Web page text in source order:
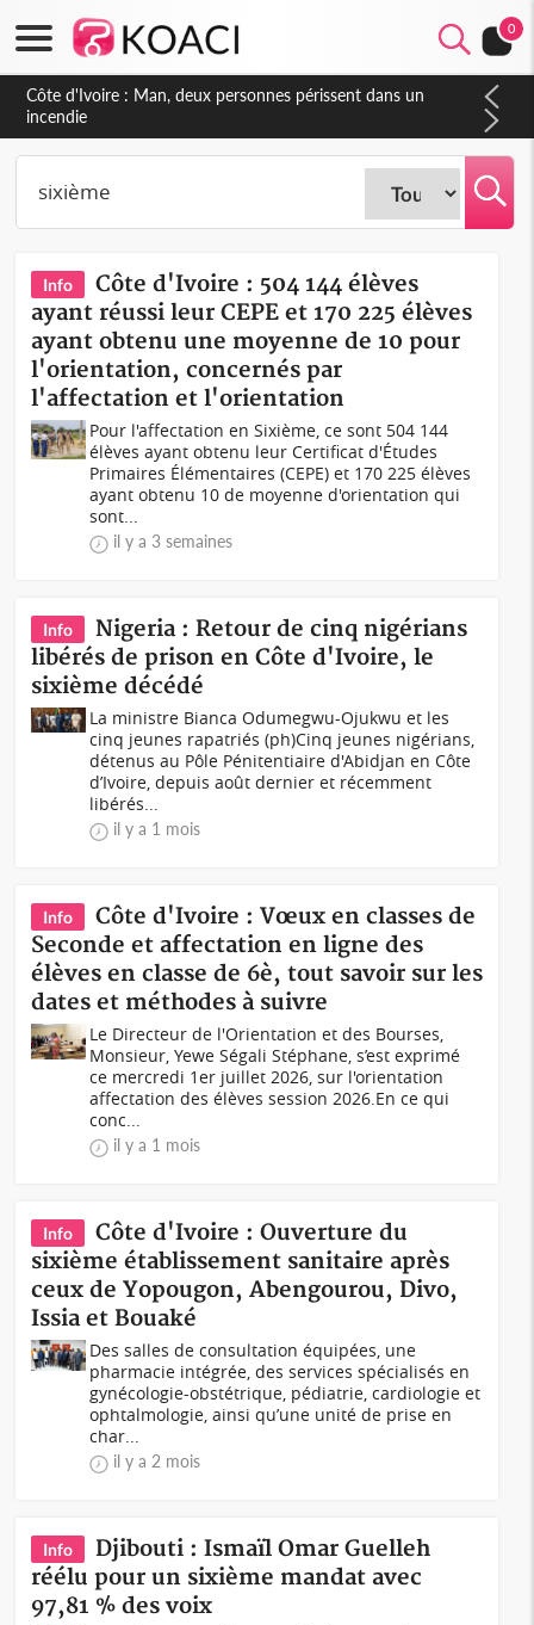
0
Côte d'Ivoire : Séileu, la célébration de la fête nationale
transformée en vaste campagne contre les produits
dépigmentants dangereux
Info
Côte d'Ivoire : 504 144 élèves
ayant réussi leur CEPE et 170 225 élèves
ayant obtenu une moyenne de 10 pour
l'orientation, concernés par
l'affectation et l'orientation
Pour l'affectation en Sixième, ce sont 504 144
élèves ayant obtenu leur Certificat d'Études
Primaires Élémentaires (CEPE) et 170 225 élèves
ayant obtenu 10 de moyenne d'orientation qui
sont...
il y a 3 semaines
Info
Nigeria : Retour de cinq nigérians
libérés de prison en Côte d'Ivoire, le
sixième décédé
La ministre Bianca Odumegwu-Ojukwu et les
cinq jeunes rapatriés (ph)Cinq jeunes nigérians,
détenus au Pôle Pénitentiaire d'Abidjan en Côte
d’Ivoire, depuis août dernier et récemment
libérés...
il y a 1 mois
Info
Côte d'Ivoire : Vœux en classes de
Seconde et affectation en ligne des
élèves en classe de 6è, tout savoir sur les
dates et méthodes à suivre
Le Directeur de l'Orientation et des Bourses,
Monsieur, Yewe Ségali Stéphane, s’est exprimé
ce mercredi 1er juillet 2026, sur l'orientation
affectation des élèves session 2026.En ce qui
conc...
il y a 1 mois
Info
Côte d'Ivoire : Ouverture du
sixième établissement sanitaire après
ceux de Yopougon, Abengourou, Divo,
Issia et Bouaké
Des salles de consultation équipées, une
pharmacie intégrée, des services spécialisés en
gynécologie-obstétrique, pédiatrie, cardiologie et
ophtalmologie, ainsi qu’une unité de prise en
char...
il y a 2 mois
Info
Djibouti : Ismaïl Omar Guelleh
réélu pour un sixième mandat avec
97,81 % des voix